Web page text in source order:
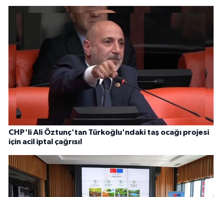
CHP'li Ali Öztunç'tan Türkoğlu'ndaki taş ocağı projesi
için acil iptal çağrısı!